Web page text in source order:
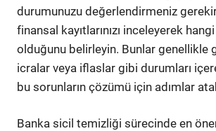
durumunuzu değerlendirmeniz
finansal kayıtlarınızı inceleyerek
olduğunu belirleyin. Bunlar genellikle
icralar veya iflaslar gibi durumları
bu sorunların çözümü için adımlar
Banka sicil temizliği sürecinde en